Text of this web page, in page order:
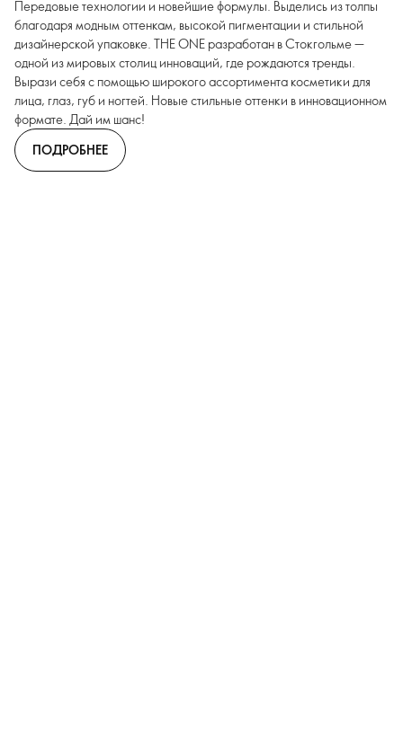
Передовые технологии и новейшие формулы. Выделись из толпы
благодаря модным оттенкам, высокой пигментации и стильной
дизайнерской упаковке. THE ONE разработан в Стокгольме —
одной из мировых столиц инноваций, где рождаются тренды.
Вырази себя с помощью широкого ассортимента косметики для
лица, глаз, губ и ногтей. Новые стильные оттенки в инновационном
формате. Дай им шанс!
ПОДРОБНЕЕ